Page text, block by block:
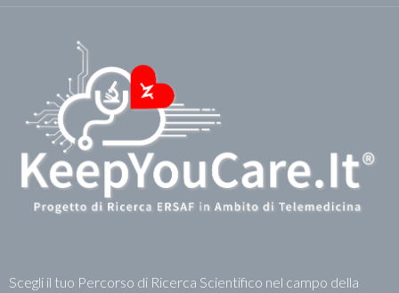
Scegli il tuo Percorso di Ricerca Scientifico nel campo della